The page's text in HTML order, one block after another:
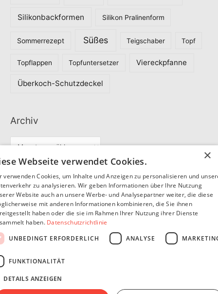
Silikonbackformen Silikon Pralinenform
Sommerrezept Süßes Teigschaber Topf
Topflappen Topfuntersetzer Viereckpfanne
Überkoch-Schutzdeckel
Archiv
i
v
Partner
SommerSEO
Copyright © 2026
×
Webseite verwendet Cookies.
verwenden Cookies, um Inhalte und Anzeigen zu personalisieren und
zu analysieren. Wir geben Informationen über Ihre Nutzung
Website auch an unsere Werbe- und Analysepartner weiter, die diese
mit anderen Informationen kombinieren, die Sie ihnen
haben oder die sie im Rahmen Ihrer Nutzung ihrer Dienste
haben. Datenschutzrichtlinie
UNBEDINGT ERFORDERLICH
ANALYSE
FUNKTIONALITÄT
DETAILS ANZEIGEN